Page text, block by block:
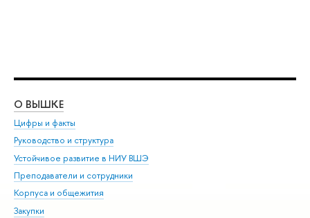
О ВЫШКЕ
Цифры и факты
Руководство и структура
Устойчивое развитие в НИУ ВШЭ
Преподаватели и сотрудники
Корпуса и общежития
Закупки